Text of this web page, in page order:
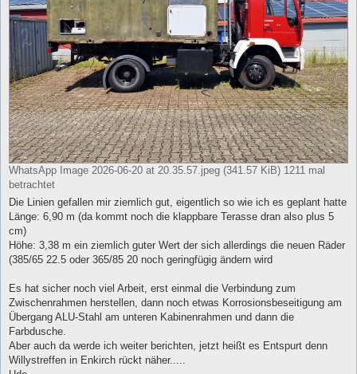
WhatsApp Image 2026-06-20 at 20.35.57.jpeg (341.57 KiB) 1211 mal
betrachtet
Die Linien gefallen mir ziemlich gut, eigentlich so wie ich es geplant hatte
Länge: 6,90 m (da kommt noch die klappbare Terasse dran also plus 5
cm)
Höhe: 3,38 m ein ziemlich guter Wert der sich allerdings die neuen Räder
(385/65 22.5 oder 365/85 20 noch geringfügig ändern wird
Es hat sicher noch viel Arbeit, erst einmal die Verbindung zum
Zwischenrahmen herstellen, dann noch etwas Korrosionsbeseitigung am
Übergang ALU-Stahl am unteren Kabinenrahmen und dann die
Farbdusche.
Aber auch da werde ich weiter berichten, jetzt heißt es Entspurt denn
Willystreffen in Enkirch rückt näher.....